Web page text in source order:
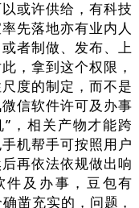
或许供给，有科技
先落地亦有业内人
者制做、发布、上
，拿到这个权限，
度的制定，而不是
信软件许可及办事
，相关产物才能跨
机帮手可按照用户
再依法依规做出响
件及办事，豆包有
凿充实的，问题，